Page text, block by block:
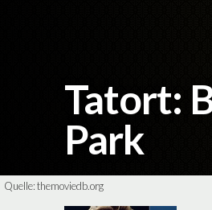
Tatort:
Park
Quelle:themoviedb.org